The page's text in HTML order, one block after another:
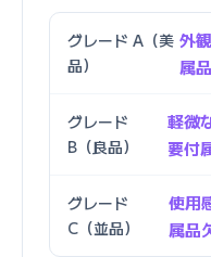
グレード A（美
品）
外
属
グレード
B（良品）
軽微
要付
グレード
C（並品）
使用
属品